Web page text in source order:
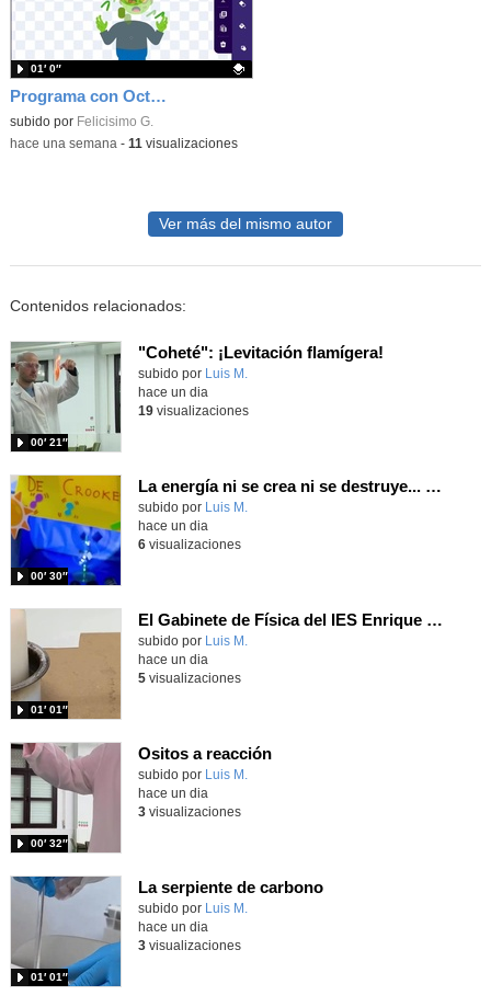
Programa con OctoStudio, un juego homenajeando al House of the dead con Zombies
Contenido educativo.
subido por Felicisimo G.
01′ 0″
-hace una semana - 11 visualizaciones
Ver más del mismo autor
Contenidos relacionados:
"Coheté": ¡Levitación flamígera!
Contenido educativo.
subido por Luis M.
00′ 21″
hace un dia
19visualizaciones
La energía ni se crea ni se destruye... ¡se experimenta! El Tierno en la Feria Madrid es Ciencia 2026
Contenido educativo.
subido por Luis M.
00′ 30″
hace un dia
6visualizaciones
El Gabinete de Física del IES Enrique Tierno Galván de Parla (Curso 25-26)
Contenido educativo.
subido por Luis M.
01′ 01″
hace un dia
5visualizaciones
Ositos a reacción
Contenido educativo.
subido por Luis M.
00′ 32″
hace un dia
3visualizaciones
La serpiente de carbono
Contenido educativo.
subido por Luis M.
01′ 01″
hace un dia
3visualizaciones